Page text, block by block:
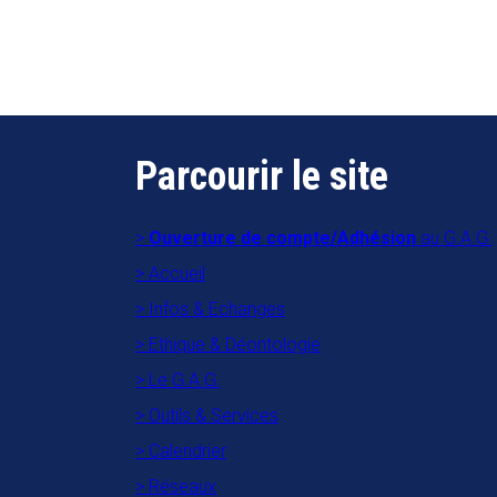
Parcourir le site
Ouverture de compte/Adhésion au G.A.G.
Accueil
Infos & Echanges
Ethique & Déontologie
Le G.A.G.
Outils & Services
Calendrier
Réseaux